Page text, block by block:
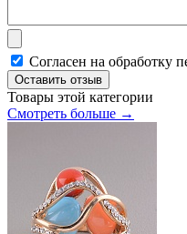
Согласен на обработку
Оставить отзыв
Товары этой категории
Смотреть больше →